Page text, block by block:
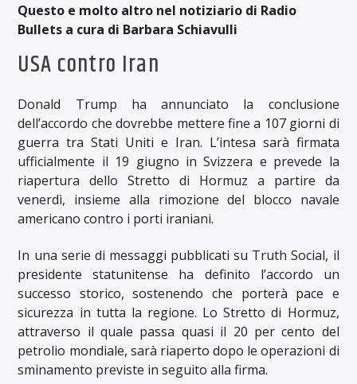
Questo e molto altro nel notiziario di Radio
Bullets a cura di Barbara Schiavulli
USA contro Iran
Donald Trump ha annunciato la conclusione
dell’accordo che dovrebbe mettere fine a 107 giorni di
guerra tra Stati Uniti e Iran. L’intesa sarà firmata
ufficialmente il 19 giugno in Svizzera e prevede la
riapertura dello Stretto di Hormuz a partire da
venerdì, insieme alla rimozione del blocco navale
americano contro i porti iraniani.
In una serie di messaggi pubblicati su Truth Social, il
presidente statunitense ha definito l’accordo un
successo storico, sostenendo che porterà pace e
sicurezza in tutta la regione. Lo Stretto di Hormuz,
attraverso il quale passa quasi il 20 per cento del
petrolio mondiale, sarà riaperto dopo le operazioni di
sminamento previste in seguito alla firma.